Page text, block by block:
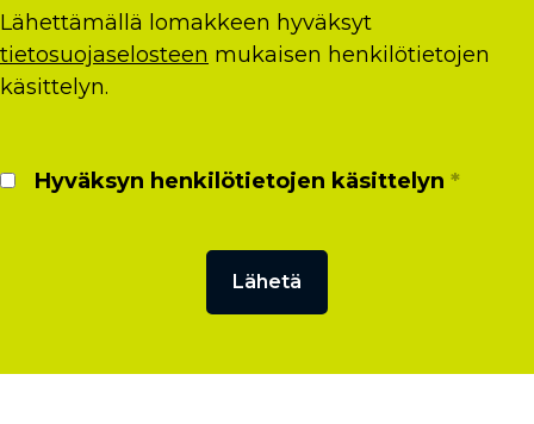
Lähettämällä lomakkeen hyväksyt
tietosuojaselosteen mukaisen henkilötietojen
käsittelyn.
Hyväksyn henkilötietojen käsittelyn *